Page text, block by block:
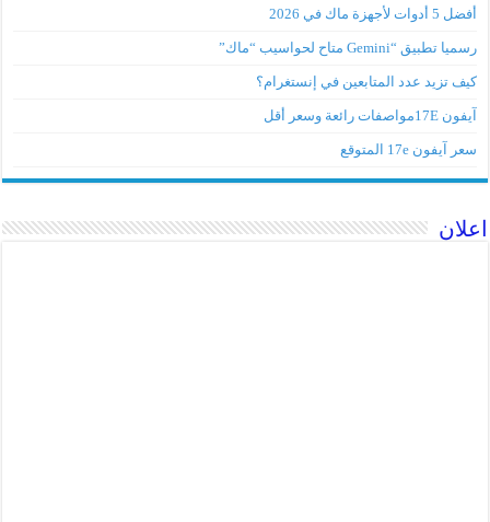
أفضل 5 أدوات لأجهزة ماك في 2026
رسميا تطبيق “Gemini متاح لحواسيب “ماك”
كيف تزيد عدد المتابعين في إنستغرام؟
آيفون 17Eمواصفات رائعة وسعر أقل
سعر آيفون 17e المتوقع
اعلان